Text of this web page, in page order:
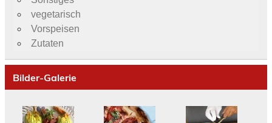
vegetarisch
Vorspeisen
Zutaten
Bilder-Galerie